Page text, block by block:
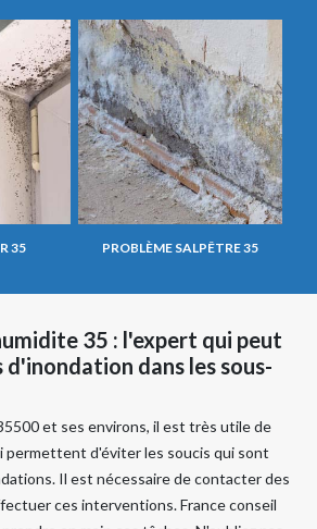
35 PROBLÈME SALPÊTRE 35
35 : l'expert qui peut
d'inondation dans les sous-
et ses environs, il est très utile de
permettent d'éviter les soucis qui sont
Il est nécessaire de contacter des
ces interventions. France conseil